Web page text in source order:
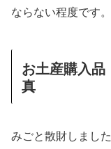
ならない程度です。
お土産購入
真
みごと散財しまし